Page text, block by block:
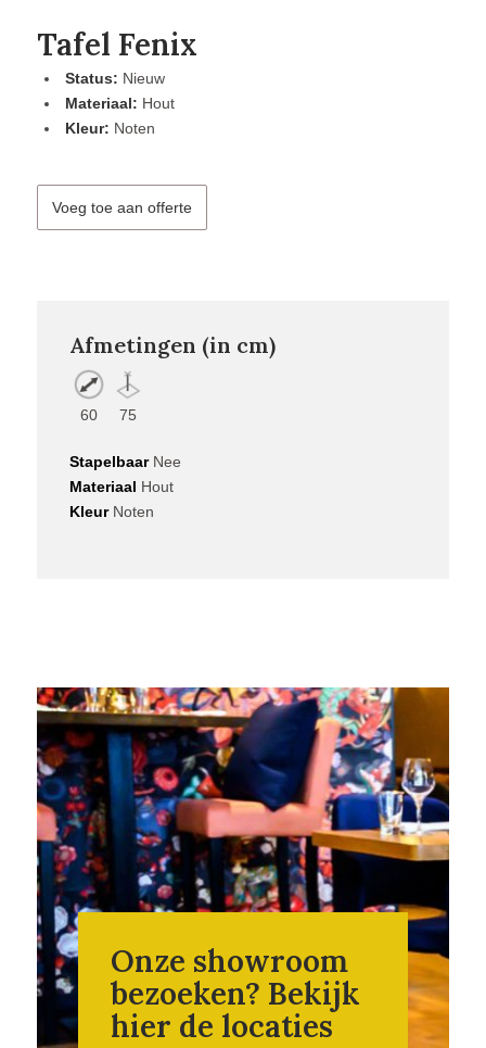
Tafel Fenix
Status: Nieuw
Materiaal: Hout
Kleur: Noten
Voeg toe aan offerte
Afmetingen (in cm)
60 75
StapelbaarNee
Materiaal Hout
KleurNoten
Onze showroom
bezoeken? Bekijk
hier de locaties